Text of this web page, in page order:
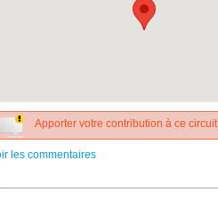
Apporter votre contribution à ce circuit
les commentaires